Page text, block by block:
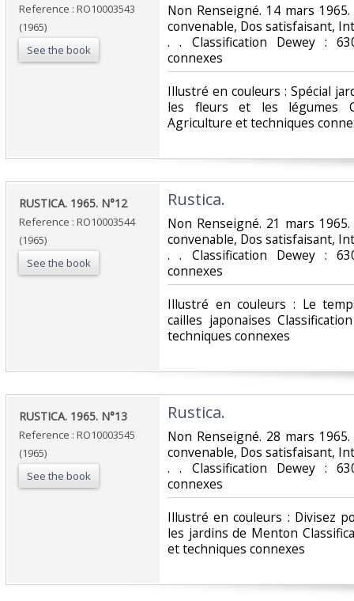
Reference : RO10003543
(1965)
See the book
‎Non Renseigné. 14 mars
convenable, Dos satisfaisant,
. . Classification Dewey :
connexes‎
‎Illustré en couleurs : Spécial
les fleurs et les légumes
Agriculture et techniques
‎RUSTICA. 1965. N°12‎
Reference : RO10003544
(1965)
See the book
‎Rustica.‎
‎Non Renseigné. 21 mars
convenable, Dos satisfaisant,
. . Classification Dewey :
connexes‎
‎Illustré en couleurs : Le
cailles japonaises
techniques connexes‎
‎RUSTICA. 1965. N°13‎
Reference : RO10003545
(1965)
See the book
‎Rustica.‎
‎Non Renseigné. 28 mars
convenable, Dos satisfaisant,
. . Classification Dewey :
connexes‎
‎Illustré en couleurs : Divisez
les jardins de Menton
et techniques connexes‎